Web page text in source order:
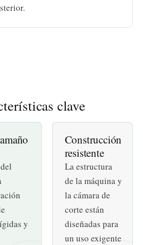
clave
y
Construcción
resistente
La estructura
de la máquina y
la cámara de
corte están
diseñadas para
un uso exigente